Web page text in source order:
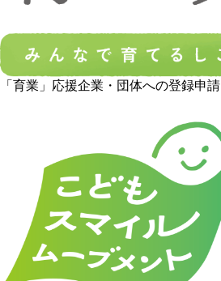
「育業」応援企業・団体への登録申請